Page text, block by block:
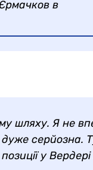
в
шляху. Я не
дуже серйозна.
у